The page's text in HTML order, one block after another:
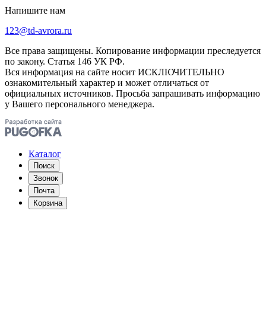
Напишите нам
123@td-avrora.ru
Все права защищены. Копирование информации преследуется
по закону. Статья 146 УК РФ.
Вся информация на сайте носит ИСКЛЮЧИТЕЛЬНО
ознакомительный характер и может отличаться от
официальных источников. Просьба запрашивать информацию
у Вашего персонального менеджера.
Каталог
Поиск
Звонок
Почта
Корзина